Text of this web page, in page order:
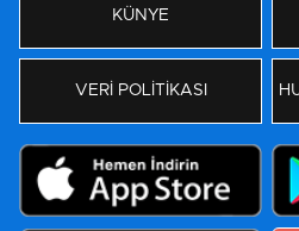
KÜNYE
VERİ POLİTİKASI